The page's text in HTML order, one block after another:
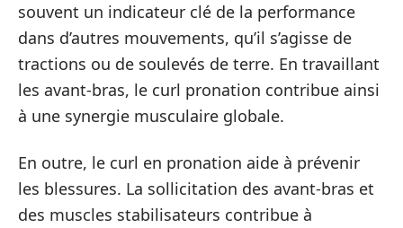
souvent un indicateur clé de la performance
dans d’autres mouvements, qu’il s’agisse de
tractions ou de soulevés de terre. En travaillant
les avant-bras, le curl pronation contribue ainsi
à une synergie musculaire globale.
En outre, le curl en pronation aide à prévenir
les blessures. La sollicitation des avant-bras et
des muscles stabilisateurs contribue à